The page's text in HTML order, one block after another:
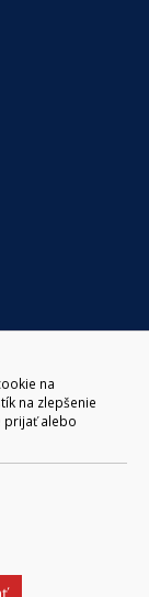
na
na zlepšenie
prijať alebo
1, Brezno
Email:
965 01